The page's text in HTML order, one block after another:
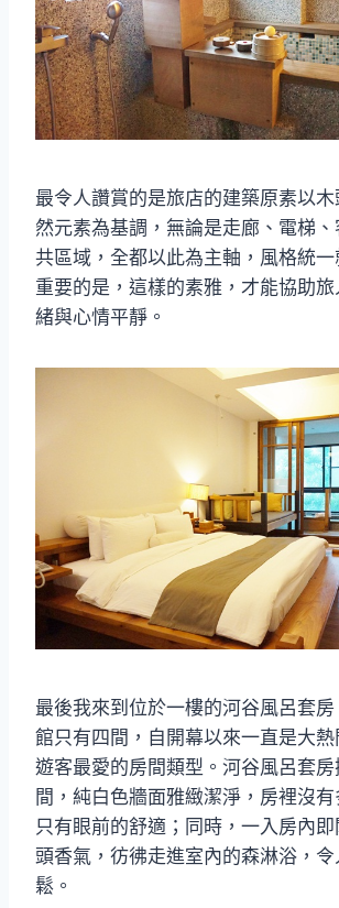
最令人讚賞的是旅店的建築原素以
然元素為基調，無論是走廊、電梯
共區域，全都以此為主軸，風格統
重要的是，這樣的素雅，才能協助
緒與心情平靜。
最後我來到位於一樓的河谷風呂套
館只有四間，自開幕以來一直是大
遊客最愛的房間類型。河谷風呂套
間，純白色牆面雅緻潔淨，房裡沒有
只有眼前的舒適；同時，一入房內
頭香氣，彷彿走進室內的森淋浴，
鬆。